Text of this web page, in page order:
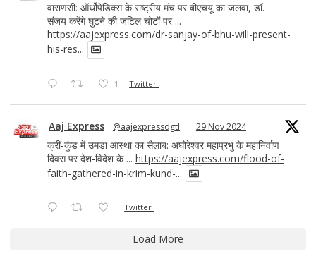
वाराणसी: ऑर्थोपेडिक्स के राष्ट्रीय मंच पर बीएचयू का जलवा, डॉ.
संजय करेंगे घुटने की जटिल चोटों पर ...
https://aajexpress.com/dr-sanjay-of-bhu-will-present-
his-res...
1 Twitter
Aaj Express @aajexpressdgtl · 29 Nov 2024
क्रीं-कुंड में उमड़ा आस्था का सैलाब: अघोरेश्वर महाप्रभु के महानिर्वाण
दिवस पर देश-विदेश के ... https://aajexpress.com/flood-of-
faith-gathered-in-krim-kund-...
Twitter
Load More